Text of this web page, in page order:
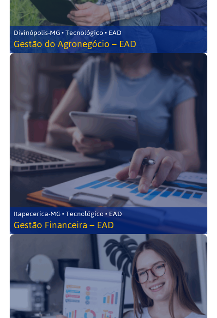
Divinópolis-MG • Tecnológico • EAD
Gestão do Agronegócio – EAD
Itapecerica-MG • Tecnológico • EAD
Gestão Financeira – EAD